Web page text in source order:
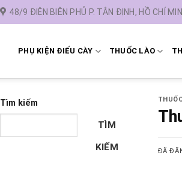
48/9 ĐIỆN BIÊN PHỦ P. TÂN ĐỊNH, HỒ CHÍ
PHỤ KIỆN ĐIẾU CÀY THUỐC LÀO
Tìm kiếm
TÌM
KIẾM ĐÃ